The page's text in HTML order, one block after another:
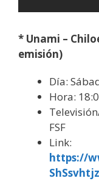
* Unami –
emisión)
Día:
Hora:
FSF
Link:
https://